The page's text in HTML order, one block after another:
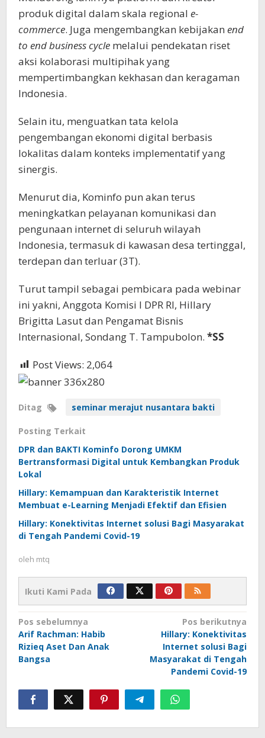
produk digital dalam skala regional e-
commerce. Juga mengembangkan kebijakan end
to end business cycle melalui pendekatan riset
aksi kolaborasi multipihak yang
mempertimbangkan kekhasan dan keragaman
Indonesia.
Selain itu, menguatkan tata kelola
pengembangan ekonomi digital berbasis
lokalitas dalam konteks implementatif yang
sinergis.
Menurut dia, Kominfo pun akan terus
meningkatkan pelayanan komunikasi dan
pengunaan internet di seluruh wilayah
Indonesia, termasuk di kawasan desa tertinggal,
terdepan dan terluar (3T).
Turut tampil sebagai pembicara pada webinar
ini yakni, Anggota Komisi I DPR RI, Hillary
Brigitta Lasut dan Pengamat Bisnis
Internasional, Sondang T. Tampubolon. *SS
Post Views: 2,064
Ditag seminar merajut nusantara bakti
Posting Terkait
DPR dan BAKTI Kominfo Dorong UMKM
Bertransformasi Digital untuk Kembangkan Produk
Lokal
Hillary: Kemampuan dan Karakteristik Internet
Membuat e-Learning Menjadi Efektif dan Efisien
Hillary: Konektivitas Internet solusi Bagi Masyarakat
di Tengah Pandemi Covid-19
oleh mtq
Ikuti Kami Pada
Navigasi
pos
Pos sebelumnya
Arif Rachman: Habib
Rizieq Aset Dan Anak
Bangsa
Pos berikutnya
Hillary: Konektivitas
Internet solusi Bagi
Masyarakat di Tengah
Pandemi Covid-19